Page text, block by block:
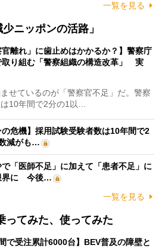
一覧を見る
ニッポンの活路」
官離れ」に歯止めはかかるか？】警察庁
取り組む「警察組織の構造改革」 実
せているのが「警察官不足」だ。警察
10年間で2分の1以…
の危機】採用試験受験者数は10年間で2
減がも…
で「医師不足」に加えて「患者不足」に
界に 今後…
一覧を見る
ってみた、使ってみた
で受注累計6000台】BEV普及の障壁と